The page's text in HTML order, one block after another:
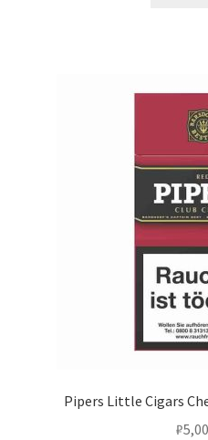
Pipers Little Cigars
₽